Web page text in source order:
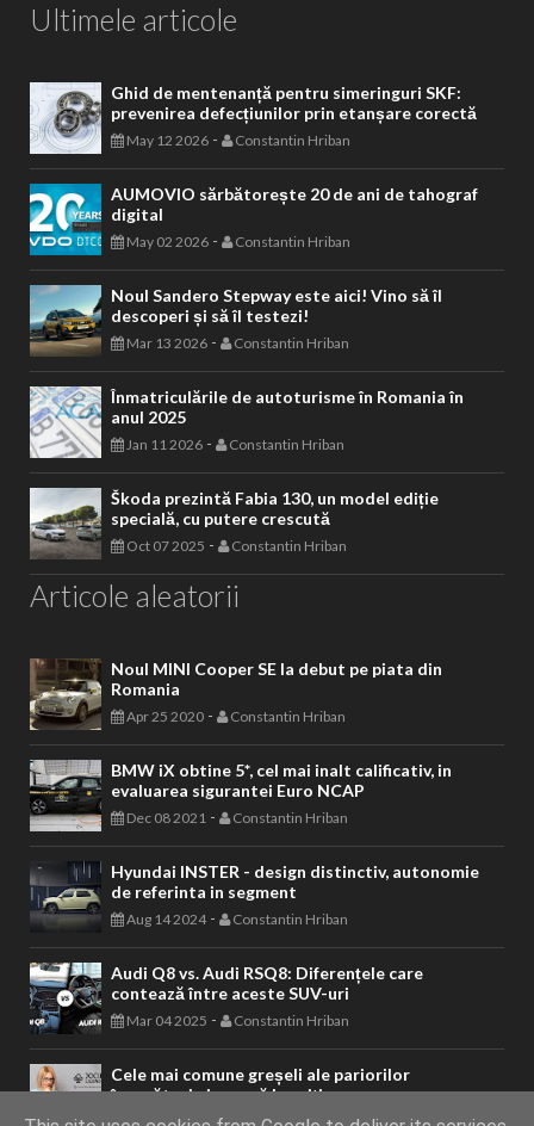
Ultimele articole
Ghid de mentenanță pentru simeringuri SKF:
prevenirea defecțiunilor prin etanșare corectă
May 12 2026 - Constantin Hriban
AUMOVIO sărbătorește 20 de ani de tahograf
digital
May 02 2026 - Constantin Hriban
Noul Sandero Stepway este aici! Vino să îl
descoperi și să îl testezi!
Mar 13 2026 - Constantin Hriban
Înmatriculările de autoturisme în Romania în
anul 2025
Jan 11 2026 - Constantin Hriban
Škoda prezintă Fabia 130, un model ediție
specială, cu putere crescută
Oct 07 2025 - Constantin Hriban
Articole aleatorii
Noul MINI Cooper SE la debut pe piata din
Romania
Apr 25 2020 - Constantin Hriban
BMW iX obtine 5*, cel mai inalt calificativ, in
evaluarea sigurantei Euro NCAP
Dec 08 2021 - Constantin Hriban
Hyundai INSTER - design distinctiv, autonomie
de referinta in segment
Aug 14 2024- Constantin Hriban
Audi Q8 vs. Audi RSQ8: Diferențele care
contează între aceste SUV-uri
Mar 04 2025 - Constantin Hriban
Cele mai comune greșeli ale pariorilor
începători și cum să le eviți
Sep 24 2024- Constantin Hriban